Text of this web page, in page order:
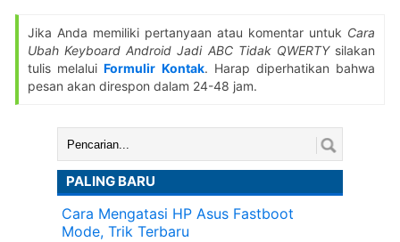
Jika Anda memiliki pertanyaan atau komentar untuk Cara
Ubah Keyboard Android Jadi ABC Tidak QWERTYsilakan
tulis melaluiFormulir Kontak. Harap diperhatikan bahwa
pesan akan direspon dalam 24-48 jam.
Cari:
PALING BARU
Cara Mengatasi HP Asus Fastboot
Mode, Trik Terbaru